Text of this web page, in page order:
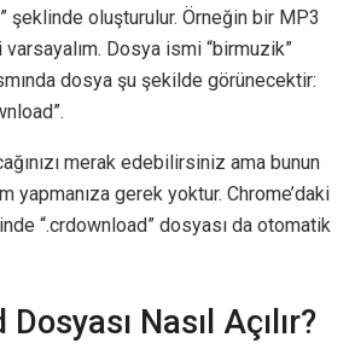
şeklinde oluşturulur. Örneğin bir MP3
Dosya ismi “birmuzik”
dosya şu şekilde görünecektir:
merak edebilirsiniz ama bunun
yapmanıza gerek yoktur. Chrome’daki
“.crdownload” dosyası da otomatik
Nasıl Açılır?